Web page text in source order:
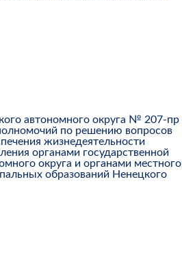
автономного округа № 207-пр
по решению вопросов
жизнедеятельности
органами государственной
округа и органами местного
образований Ненецкого